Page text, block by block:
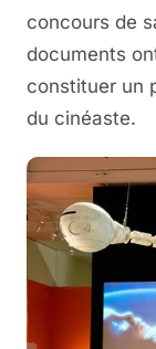
concours de
documents
constituer un
du cinéaste.